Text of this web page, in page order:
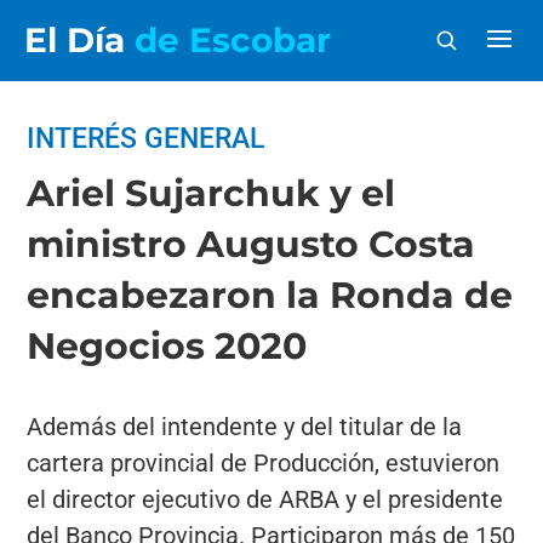
El Día de Escobar
INTERÉS GENERAL
Ariel Sujarchuk y el
ministro Augusto Costa
encabezaron la Ronda de
Negocios 2020
Además del intendente y del titular de la
cartera provincial de Producción, estuvieron
el director ejecutivo de ARBA y el presidente
del Banco Provincia. Participaron más de 150